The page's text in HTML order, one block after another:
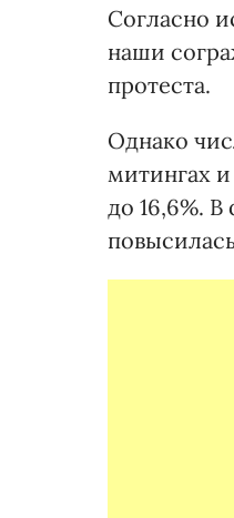
Согласно
наши
протеста.
Однако
митингах и
до 16,6%.